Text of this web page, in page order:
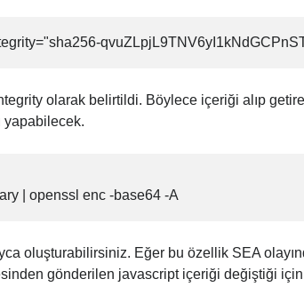
olarak belirtildi. Böylece içeriği alıp
yapabilecek.
| openssl enc -base64 -A
oluşturabilirsiniz. Eğer bu özellik SEA
gönderilen javascript içeriği değiştiği için